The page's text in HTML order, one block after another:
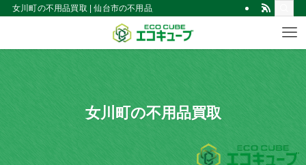
女川町の不用品買取 | 仙台市の不用品買取・回収！見積無料｜出張買取エコキ
女川町の不用品買取